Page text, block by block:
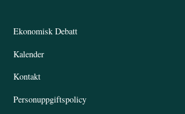
Ekonomisk Debatt
Kalender
Kontakt
Personuppgiftspolicy